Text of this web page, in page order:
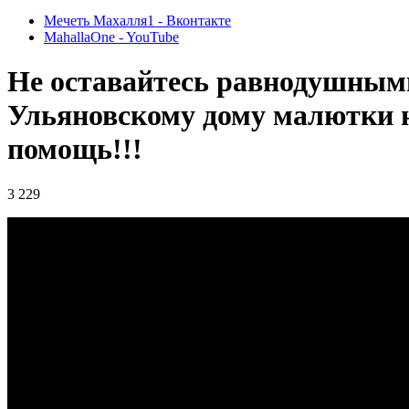
Мечеть Махалля1 - Вконтакте
MahallaOne - YouTube
Не оставайтесь
Ульяновскому дому малютки
помощь!!!
3 229